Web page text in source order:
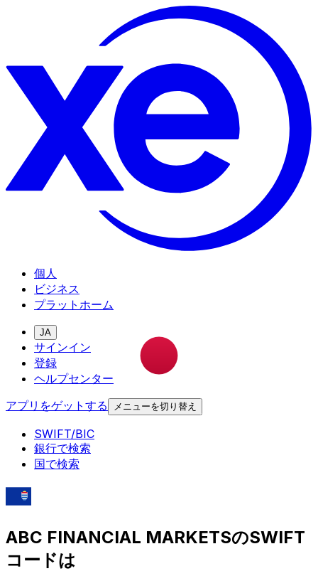
個人
ビジネス
プラットホーム
JA
サインイン
登録
ヘルプセンター
アプリをゲットする
メニューを切り替え
SWIFT/BIC
銀行で検索
国で検索
ABC FINANCIAL MARKETSのSWIFT
コードは